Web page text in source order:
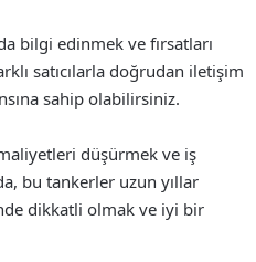
bilgi edinmek ve fırsatları
satıcılarla doğrudan iletişim
sahip olabilirsiniz.
düşürmek ve iş
bu tankerler uzun yıllar
dikkatli olmak ve iyi bir